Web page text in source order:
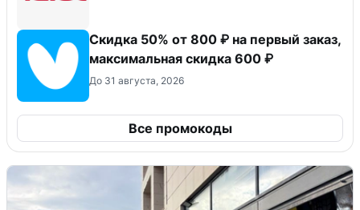
Скидка 50% от 800 ₽ на первый заказ,
максимальная скидка 600 ₽
До 31 августа, 2026
Все промокоды